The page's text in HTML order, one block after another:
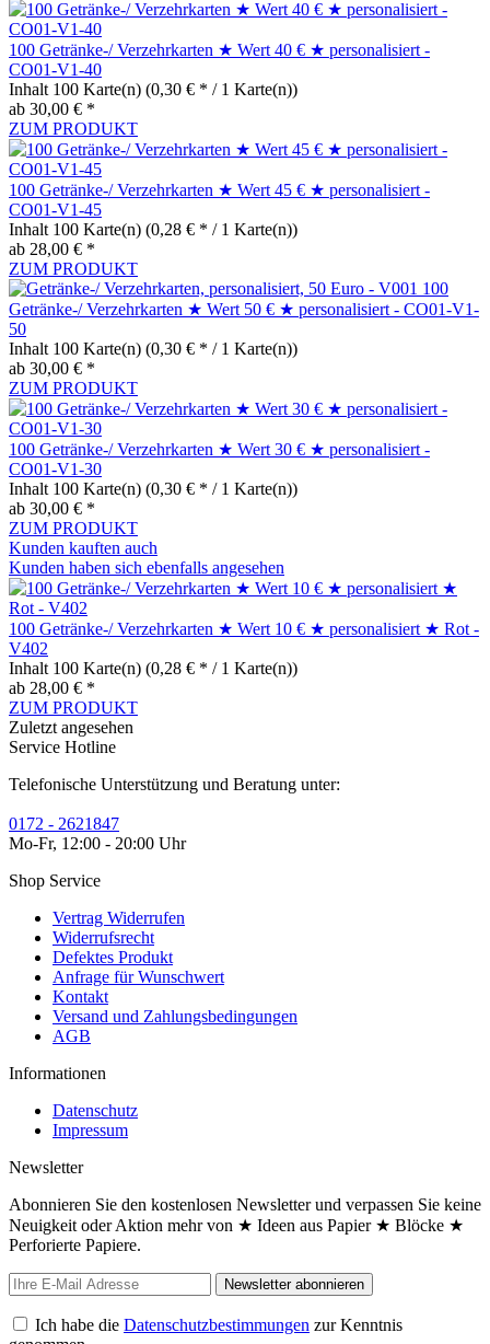
100 Getränke-/ Verzehrkarten ★ Wert 40 € ★ personalisiert -
CO01-V1-40
Inhalt 100 Karte(n) (0,30 € * / 1 Karte(n))
ab 30,00 € *
ZUM PRODUKT
100 Getränke-/ Verzehrkarten ★ Wert 45 € ★ personalisiert -
CO01-V1-45
Inhalt 100 Karte(n) (0,28 € * / 1 Karte(n))
ab 28,00 € *
ZUM PRODUKT
100
Getränke-/ Verzehrkarten ★ Wert 50 € ★ personalisiert - CO01-V1-
50
Inhalt 100 Karte(n) (0,30 € * / 1 Karte(n))
ab 30,00 € *
ZUM PRODUKT
100 Getränke-/ Verzehrkarten ★ Wert 30 € ★ personalisiert -
CO01-V1-30
Inhalt 100 Karte(n) (0,30 € * / 1 Karte(n))
ab 30,00 € *
ZUM PRODUKT
Kunden kauften auch
Kunden haben sich ebenfalls angesehen
100 Getränke-/ Verzehrkarten ★ Wert 10 € ★ personalisiert ★ Rot -
V402
Inhalt 100 Karte(n) (0,28 € * / 1 Karte(n))
ab 28,00 € *
ZUM PRODUKT
Zuletzt angesehen
Service Hotline
Telefonische Unterstützung und Beratung unter:
0172 - 2621847
Mo-Fr, 12:00 - 20:00 Uhr
Shop Service
Vertrag Widerrufen
Widerrufsrecht
Defektes Produkt
Anfrage für Wunschwert
Kontakt
Versand und Zahlungsbedingungen
AGB
Informationen
Datenschutz
Impressum
Newsletter
Abonnieren Sie den kostenlosen Newsletter und verpassen Sie keine
Neuigkeit oder Aktion mehr von ★ Ideen aus Papier ★ Blöcke ★
Perforierte Papiere.
Newsletter abonnieren
Ich habe die Datenschutzbestimmungen zur Kenntnis